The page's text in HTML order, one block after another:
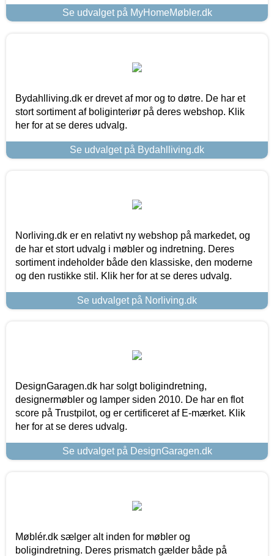
Se udvalget på MyHomeMøbler.dk
Bydahlliving.dk er drevet af mor og to døtre. De har et
stort sortiment af boliginteriør på deres webshop. Klik
her for at se deres udvalg.
Se udvalget på Bydahlliving.dk
Norliving.dk er en relativt ny webshop på markedet, og
de har et stort udvalg i møbler og indretning. Deres
sortiment indeholder både den klassiske, den moderne
og den rustikke stil. Klik her for at se deres udvalg.
Se udvalget på Norliving.dk
DesignGaragen.dk har solgt boligindretning,
designermøbler og lamper siden 2010. De har en flot
score på Trustpilot, og er certificeret af E-mærket. Klik
her for at se deres udvalg.
Se udvalget på DesignGaragen.dk
Møblér.dk sælger alt inden for møbler og
boligindretning. Deres prismatch gælder både på